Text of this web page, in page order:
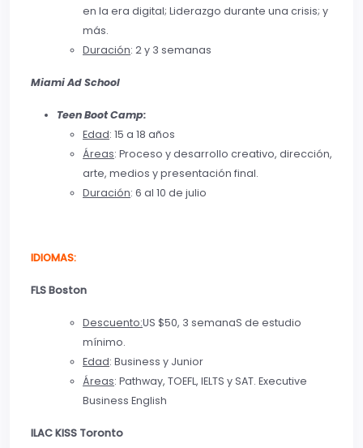
en la era digital; Liderazgo durante una crisis; y
más.
Duración: 2 y 3 semanas
Miami Ad School
Teen Boot Camp:
Edad: 15 a 18 años
Áreas: Proceso y desarrollo creativo, dirección,
arte, medios y presentación final.
Duración: 6 al 10 de julio
IDIOMAS:
FLS Boston
Descuento:US $50, 3 semanaS de estudio
mínimo.
Edad: Business y Junior
Áreas: Pathway, TOEFL, IELTS y SAT. Executive
Business English
ILAC KISS Toronto